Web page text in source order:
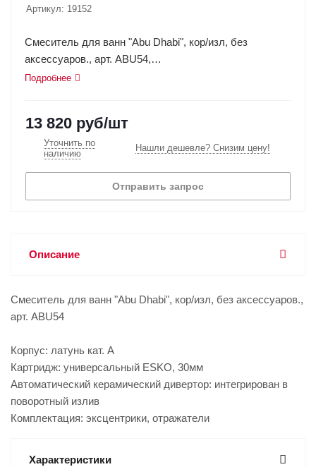
Артикул: 19152
Смеситель для ванн "Abu Dhabi", кор/изл, без
аксессуаров., арт. ABU54,
ESKO
Подробнее
13 820 руб/шт
Уточнить по
наличию
Нашли дешевле? Снизим цену!
Отправить запрос
Описание
Смеситель для ванн "Abu Dhabi", кор/изл, без аксессуаров.,
арт. ABU54
Корпус: латунь кат. A
Картридж: универсальный ESKO, 30мм
Автоматический керамический дивертор: интегрирован в
поворотный излив
Комплектация: эксцентрики, отражатели
Характеристики